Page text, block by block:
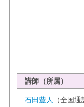
講師（所属）
石田豊人 （全国